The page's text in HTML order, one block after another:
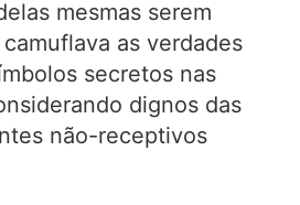
mesmas serem
as verdades
secretos nas
dignos das
não-receptivos